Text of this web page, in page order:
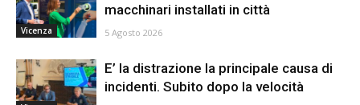
Vicenza
macchinari installati in città
5 Agosto 2026
E’ la distrazione la principale causa di
incidenti. Subito dopo la velocità